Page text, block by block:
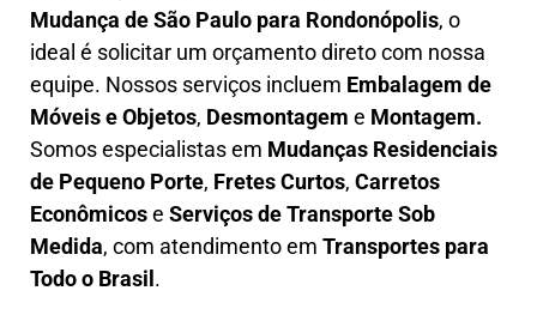
Mudança de São Paulo para Rondonópolis, o
ideal é solicitar um orçamento direto com nossa
equipe. Nossos serviços incluem Embalagem de
Móveis e Objetos, Desmontagem e Montagem.
Somos especialistas em Mudanças Residenciais
de Pequeno Porte, Fretes Curtos, Carretos
Econômicose Serviços de Transporte Sob
Medida, com atendimento em Transportes para
Todo o Brasil.